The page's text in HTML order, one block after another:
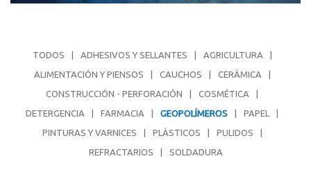
TODOS ADHESIVOS Y SELLANTES
AGRICULTURA
ALIMENTACIÓN Y PIENSOS
CAUCHOS
CERÁMICA
CONSTRUCCIÓN - PERFORACIÓN
COSMÉTICA
DETERGENCIA
FARMACIA GEOPOLÍMEROS
PAPEL
PINTURAS Y VARNICES
PLÁSTICOS
PULIDOS
REFRACTARIOS
SOLDADURA